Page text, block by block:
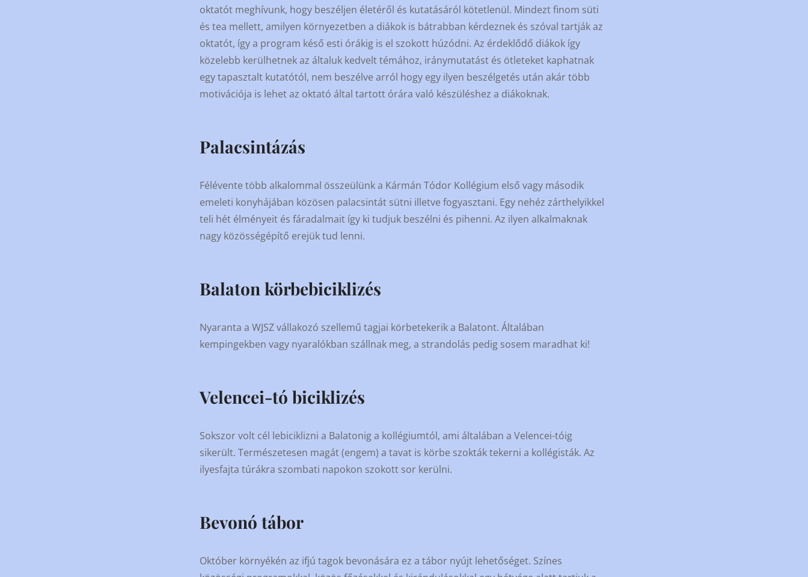
oktatót meghívunk, hogy beszéljen életéről és kutatásáról kötetlenül. Mindezt finom süti
és tea mellett, amilyen környezetben a diákok is bátrabban kérdeznek és szóval tartják az
oktatót, így a program késő esti órákig is el szokott húzódni. Az érdeklődő diákok így
közelebb kerülhetnek az általuk kedvelt témához, iránymutatást és ötleteket kaphatnak
egy tapasztalt kutatótól, nem beszélve arról hogy egy ilyen beszélgetés után akár több
motivációja is lehet az oktató által tartott órára való készüléshez a diákoknak.
Palacsintázás
Félévente több alkalommal összeülünk a Kármán Tódor Kollégium első vagy második
emeleti konyhájában közösen palacsintát sütni illetve fogyasztani. Egy nehéz zárthelyikkel
teli hét élményeit és fáradalmait így ki tudjuk beszélni és pihenni. Az ilyen alkalmaknak
nagy közösségépítő erejük tud lenni.
Balaton körbebiciklizés
Nyaranta a WJSZ vállakozó szellemű tagjai körbetekerik a Balatont. Általában
kempingekben vagy nyaralókban szállnak meg, a strandolás pedig sosem maradhat ki!
Velencei-tó biciklizés
Sokszor volt cél lebiciklizni a Balatonig a kollégiumtól, ami általában a Velencei-tóig
sikerült. Természetesen magát (engem) a tavat is körbe szokták tekerni a kollégisták. Az
ilyesfajta túrákra szombati napokon szokott sor kerülni.
Bevonó tábor
Október környékén az ifjú tagok bevonására ez a tábor nyújt lehetőséget. Színes